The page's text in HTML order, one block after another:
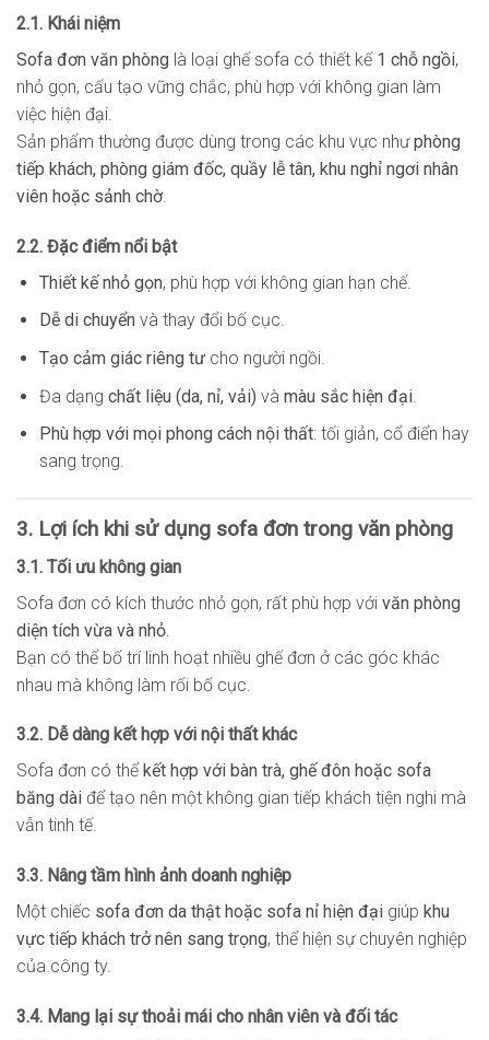
2.1. Khái niệm
Sofa đơn văn phòng là loại ghế sofa có thiết kế 1 chỗ ngồi,
nhỏ gọn, cấu tạo vững chắc, phù hợp với không gian làm
việc hiện đại.
Sản phẩm thường được dùng trong các khu vực nhưphòng
tiếp khách, phòng giám đốc, quầy lễ tân, khu nghỉ ngơi nhân
viên hoặc sảnh chờ.
2.2. Đặc điểm nổi bật
Thiết kế nhỏ gọn, phù hợp với không gian hạn chế.
Dễ di chuyển và thay đổi bố cục.
Tạo cảm giác riêng tưcho người ngồi.
Đa dạng chất liệu (da, nỉ, vải) và màu sắc hiện đại.
Phù hợp với mọi phong cách nội thất: tối giản, cổ điển hay
sang trọng.
3. Lợi ích khi sử dụng sofa đơn trong văn phòng
3.1. Tối ưu không gian
Sofa đơn có kích thước nhỏ gọn, rất phù hợp với văn phòng
diện tích vừa và nhỏ
Bạn có thể bố trí linh hoạt nhiều ghế đơn ở các góc khác
nhau mà không làm rối bố cục.
3.2. Dễ dàng kết hợp với nội thất khác
Sofa đơn có thể kết hợp với bàn trà, ghế đôn hoặc sofa
băng dài để tạo nên một không gian tiếp khách tiện nghi mà
vẫn tinh tế.
3.3. Nâng tầm hình ảnh doanh nghiệp
Một chiếc sofa đơn da thật hoặc sofa nỉ hiện đại giúp khu
vực tiếp khách trở nên sang trọng, thể hiện sự chuyên nghiệp
của công ty.
3.4. Mang lại sự thoải mái cho nhân viên và đối tác